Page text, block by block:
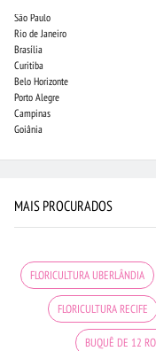
São Paulo
Rio de Janeiro
Brasília
Curitiba
Belo Horizonte
Porto Alegre
Campinas
Goiânia
MAIS PROCURADOS
FLORICULTURA UBERLÂNDIA
FLORICULTURA RECIFE
BUQUÊ DE 12